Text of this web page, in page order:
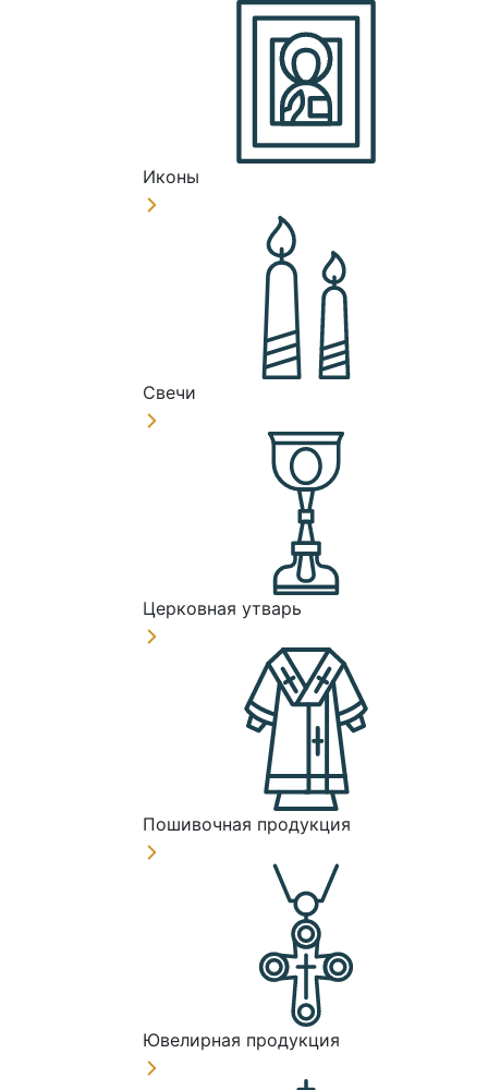
Иконы
Свечи
Церковная утварь
Пошивочная продукция
Ювелирная продукция